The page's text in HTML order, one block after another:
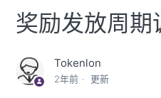
奖励发放周期
Tokenlon
2年前 更新